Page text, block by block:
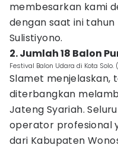
membesarkan kami
dengan saat ini tahun
Sulistiyono.
2. Jumlah 18 Balon
Festival Balon Udara di Kota
Slamet menjelaskan,
diterbangkan
Jateng Syariah.
operator profesional
dari Kabupaten